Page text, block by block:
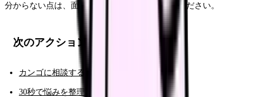
分からない点は、面接や見学で具体的に聞いてください。
次のアクション
カンゴに相談する（AI相談）
30秒で悩みを整理する（悩み診断）